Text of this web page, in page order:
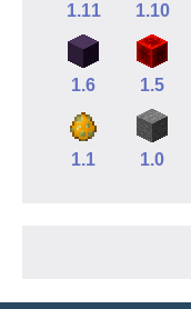
1.11 1.10
1.6 1.5
1.1 1.0